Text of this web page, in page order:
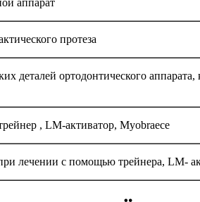
аппарат
протеза
деталей ортодонтического аппарата,
, LM-активатор, Myobraece
лечении с помощью трейнера, LM-